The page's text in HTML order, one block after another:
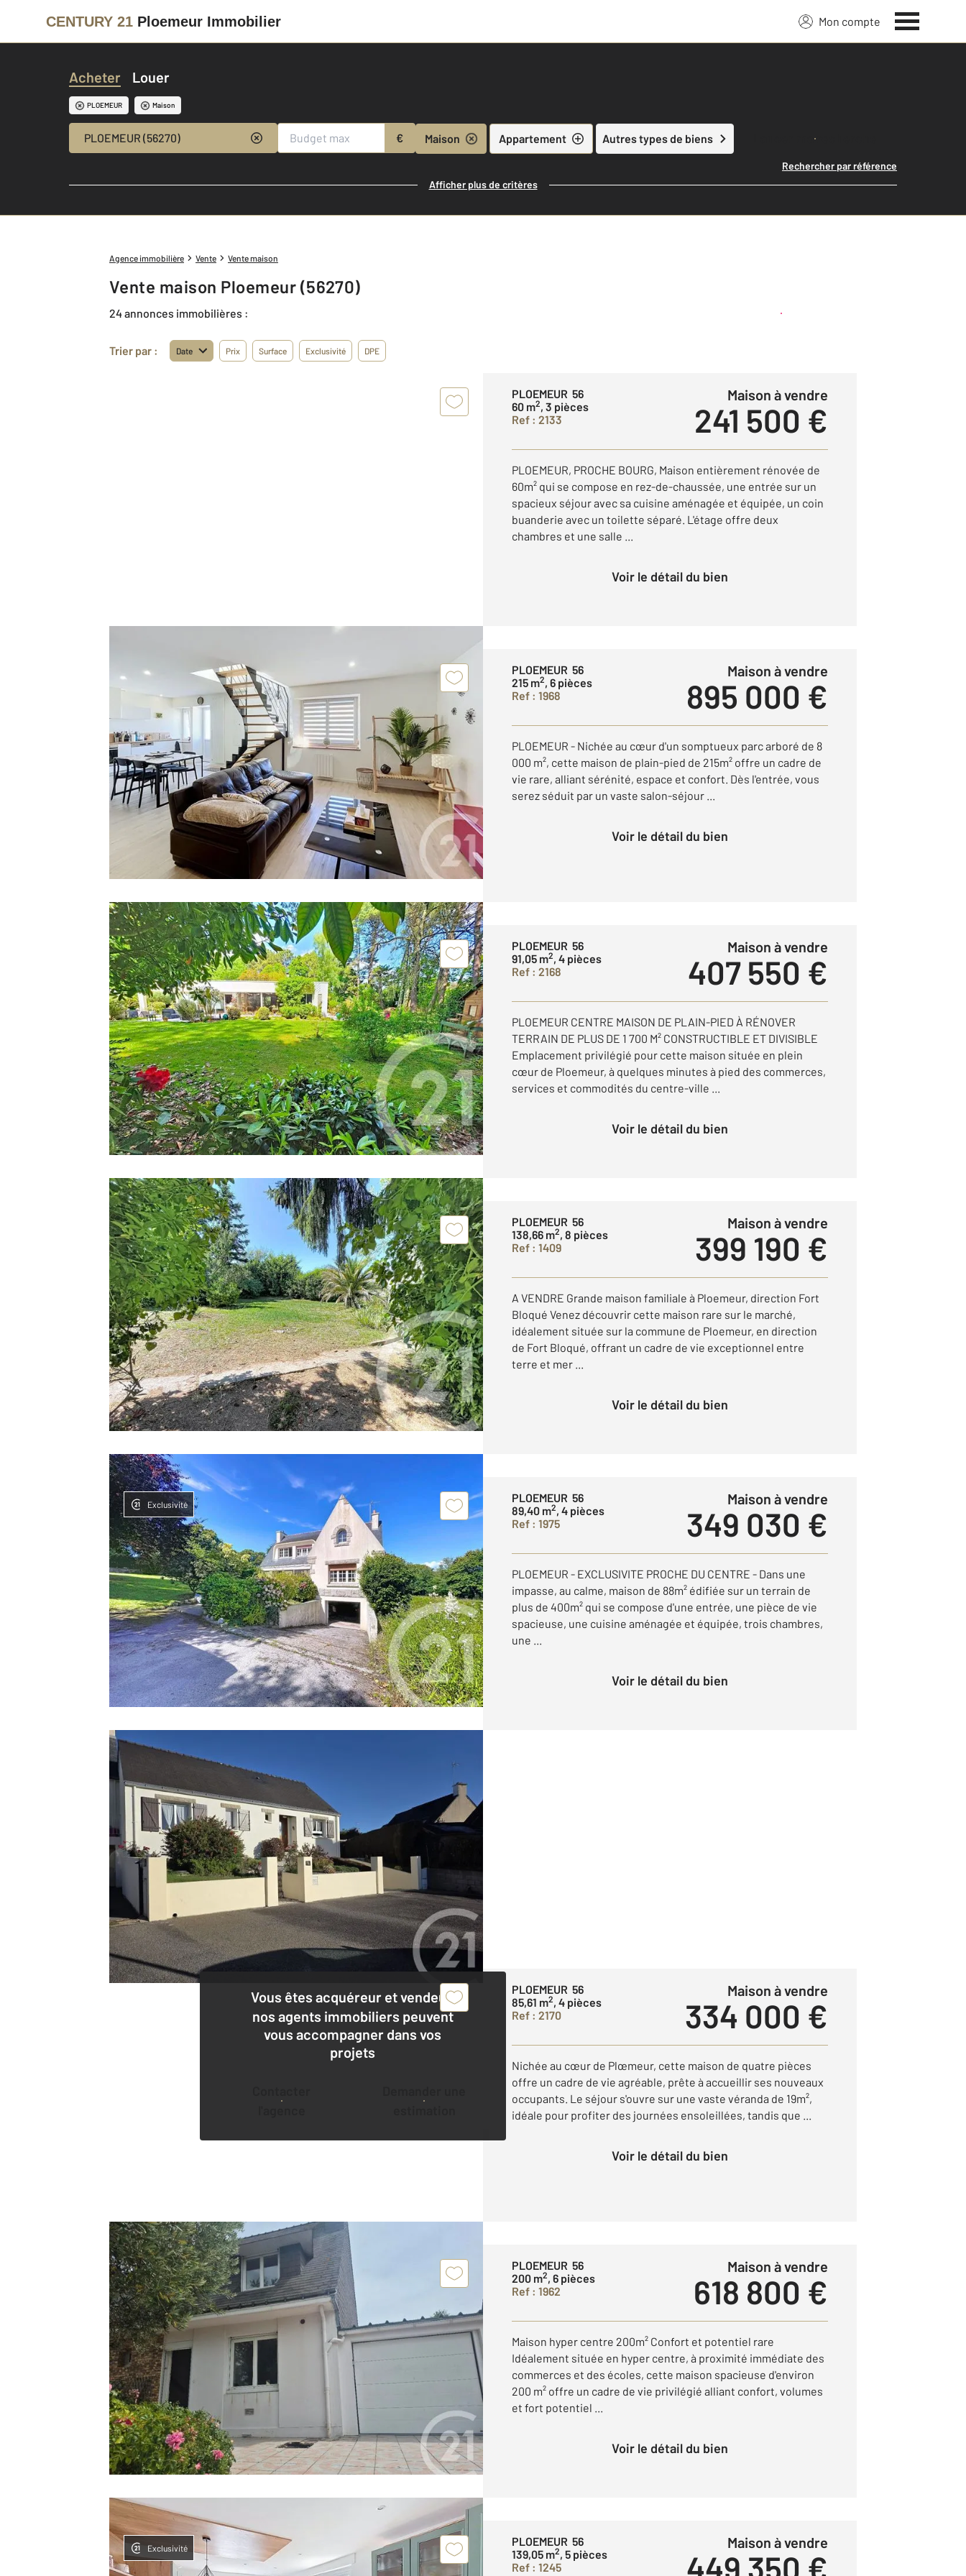
CENTURY 21 Ploemeur Immobilier Mon compte
Acheter Louer
PLOEMEUR Maison
PLOEMEUR (56270) € Maison Appartement Autres types de biens Lancer ma recherche
Rechercher par référence
Afficher plus de critères
Agence immobilière Vente Vente maison
Vente maison Ploemeur (56270)
24 annonces immobilières : Créer une alerte
Trier par : Date Prix Surface Exclusivité DPE
PLOEMEUR 56
60 m2, 3 pièces
Ref : 2133
Maison à vendre
241 500 €
PLOEMEUR, PROCHE BOURG, Maison entièrement rénovée de
60m² qui se compose en rez-de-chaussée, une entrée sur un
spacieux séjour avec sa cuisine aménagée et équipée, un coin
buanderie avec un toilette séparé. L'étage offre deux
chambres et une salle ...
Voir le détail du bien
PLOEMEUR 56
215 m2, 6 pièces
Ref : 1968
Maison à vendre
895 000 €
PLOEMEUR - Nichée au cœur d'un somptueux parc arboré de 8
000 m², cette maison de plain-pied de 215m² offre un cadre de
vie rare, alliant sérénité, espace et confort. Dès l'entrée, vous
serez séduit par un vaste salon-séjour ...
Voir le détail du bien
PLOEMEUR 56
91,05 m2, 4 pièces
Ref : 2168
Maison à vendre
407 550 €
PLOEMEUR CENTRE MAISON DE PLAIN-PIED À RÉNOVER
TERRAIN DE PLUS DE 1 700 M² CONSTRUCTIBLE ET DIVISIBLE
Emplacement privilégié pour cette maison située en plein
cœur de Ploemeur, à quelques minutes à pied des commerces,
services et commodités du centre-ville ...
Voir le détail du bien
PLOEMEUR 56
138,66 m2, 8 pièces
Ref : 1409
Maison à vendre
399 190 €
A VENDRE Grande maison familiale à Ploemeur, direction Fort
Bloqué Venez découvrir cette maison rare sur le marché,
idéalement située sur la commune de Ploemeur, en direction
de Fort Bloqué, offrant un cadre de vie exceptionnel entre
terre et mer ...
Voir le détail du bien
Exclusivité
PLOEMEUR 56
89,40 m2, 4 pièces
Ref : 1975
Maison à vendre
349 030 €
PLOEMEUR - EXCLUSIVITE PROCHE DU CENTRE - Dans une
impasse, au calme, maison de 88m² édifiée sur un terrain de
plus de 400m² qui se compose d'une entrée, une pièce de vie
spacieuse, une cuisine aménagée et équipée, trois chambres,
une ...
Voir le détail du bien
Vous êtes acquéreur et vendeur,
nos agents immobiliers peuvent
vous accompagner dans vos
projets
PLOEMEUR 56
85,61 m2, 4 pièces
Ref : 2170
Maison à vendre
334 000 €
Nichée au cœur de Plœmeur, cette maison de quatre pièces
offre un cadre de vie agréable, prête à accueillir ses nouveaux
occupants. Le séjour s'ouvre sur une vaste véranda de 19m²,
idéale pour profiter des journées ensoleillées, tandis que ...
Voir le détail du bien
PLOEMEUR 56
200 m2, 6 pièces
Ref : 1962
Maison à vendre
618 800 €
Maison hyper centre 200m² Confort et potentiel rare
Idéalement située en hyper centre, à proximité immédiate des
commerces et des écoles, cette maison spacieuse d'environ
200 m² offre un cadre de vie privilégié alliant confort, volumes
et fort potentiel ...
Voir le détail du bien
Exclusivité
PLOEMEUR 56
139,05 m2, 5 pièces
Ref : 1245
Maison à vendre
449 350 €